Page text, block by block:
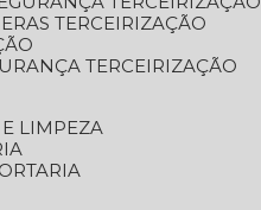
TERCEIRIZAÇÃO
TERCEIRIZAÇÃO
E LIMPEZA